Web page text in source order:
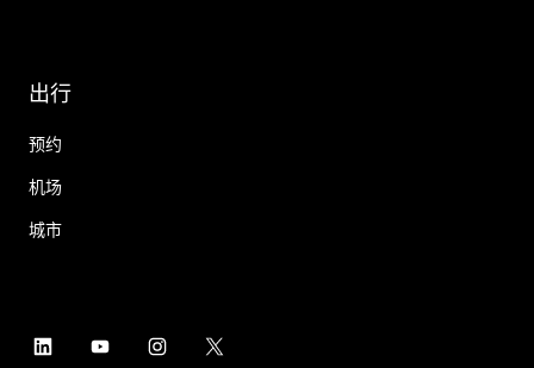
出行
预约
机场
城市